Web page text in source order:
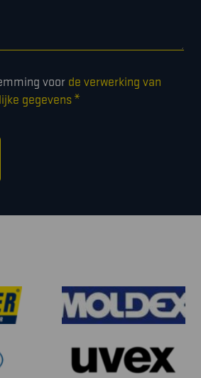
voor de verwerking van
gegevens*